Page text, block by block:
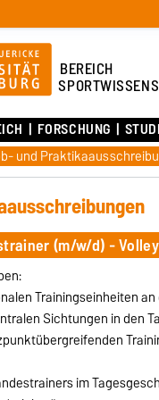
BEREICH
FORSCHUNG
und
(m/w/d) -
Trainingseinheiten
Sichtungen in den
im